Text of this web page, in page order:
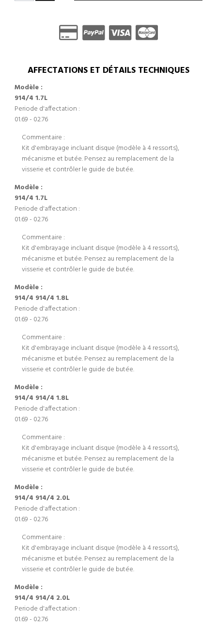
AFFECTATIONS ET DÉTAILS TECHNIQUES
Modèle :
914/4 1.7L
Periode d'affectation :
01.69 - 02.76
Commentaire :
Kit d'embrayage incluant disque (modèle à 4 ressorts),
mécanisme et butée. Pensez au remplacement de la
visserie et contrôler le guide de butée.
Modèle :
914/4 1.7L
Periode d'affectation :
01.69 - 02.76
Commentaire :
Kit d'embrayage incluant disque (modèle à 4 ressorts),
mécanisme et butée. Pensez au remplacement de la
visserie et contrôler le guide de butée.
Modèle :
914/4 914/4 1.8L
Periode d'affectation :
01.69 - 02.76
Commentaire :
Kit d'embrayage incluant disque (modèle à 4 ressorts),
mécanisme et butée. Pensez au remplacement de la
visserie et contrôler le guide de butée.
Modèle :
914/4 914/4 1.8L
Periode d'affectation :
01.69 - 02.76
Commentaire :
Kit d'embrayage incluant disque (modèle à 4 ressorts),
mécanisme et butée. Pensez au remplacement de la
visserie et contrôler le guide de butée.
Modèle :
914/4 914/4 2.0L
Periode d'affectation :
01.69 - 02.76
Commentaire :
Kit d'embrayage incluant disque (modèle à 4 ressorts),
mécanisme et butée. Pensez au remplacement de la
visserie et contrôler le guide de butée.
Modèle :
914/4 914/4 2.0L
Periode d'affectation :
01.69 - 02.76